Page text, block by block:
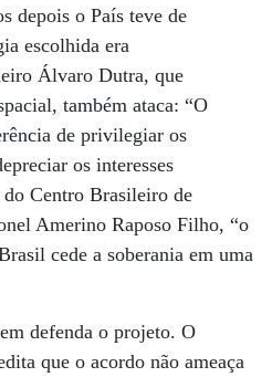
depois o País teve de
escolhida era
Álvaro Dutra, que
também ataca: “O
de privilegiar os
os interesses
Centro Brasileiro de
Amerino Raposo Filho, “o
cede a soberania em uma
defenda o projeto. O
que o acordo não ameaça